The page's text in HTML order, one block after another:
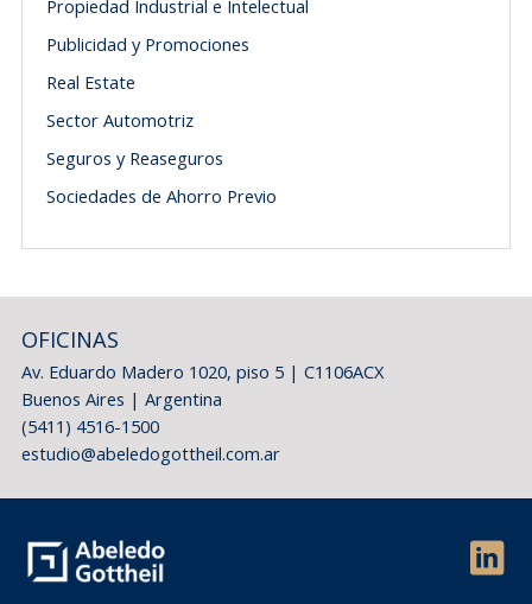
Propiedad Industrial e Intelectual
Publicidad y Promociones
Real Estate
Sector Automotriz
Seguros y Reaseguros
Sociedades de Ahorro Previo
OFICINAS
Av. Eduardo Madero 1020, piso 5 | C1106ACX
Buenos Aires | Argentina
(5411) 4516-1500
estudio@abeledogottheil.com.ar